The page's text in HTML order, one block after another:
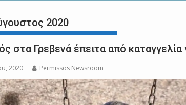
2020
στα Γρεβενά έπειτα από
2020 Permissos Newsroom